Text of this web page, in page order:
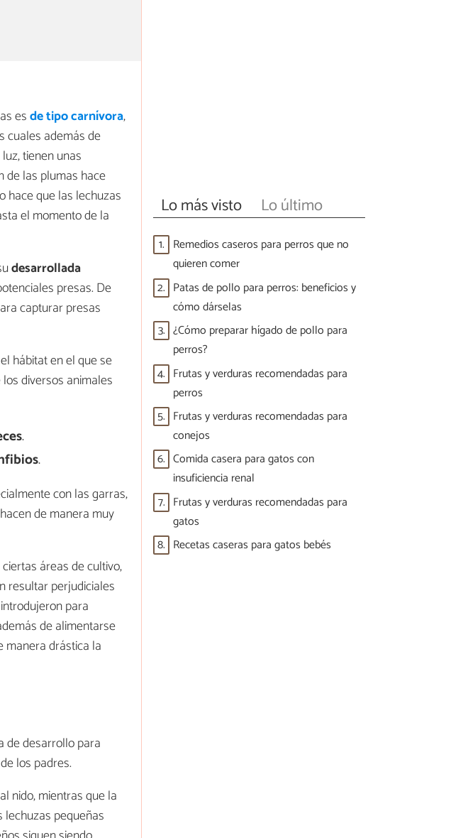
esde tipo carnívora,
cuales además de
tienen unas
de las plumas hace
hace que las lechuzas
el momento de la
desarrollada
presas. De
capturar presas
hábitat en el que se
diversos animales
.
.
con las garras,
de manera muy
áreas de cultivo,
resultar perjudiciales
para
de alimentarse
manera drástica la
de desarrollo para
los padres.
nido, mientras que la
lechuzas pequeñas
Lo más visto Lo último
1. Remedios caseros para perros que no
quieren comer
2. Patas de pollo para perros: beneficios y
cómo dárselas
3. ¿Cómo preparar hígado de pollo para
perros?
4. Frutas y verduras recomendadas para
perros
5. Frutas y verduras recomendadas para
conejos
6. Comida casera para gatos con
insuficiencia renal
7. Frutas y verduras recomendadas para
gatos
8. Recetas caseras para gatos bebés